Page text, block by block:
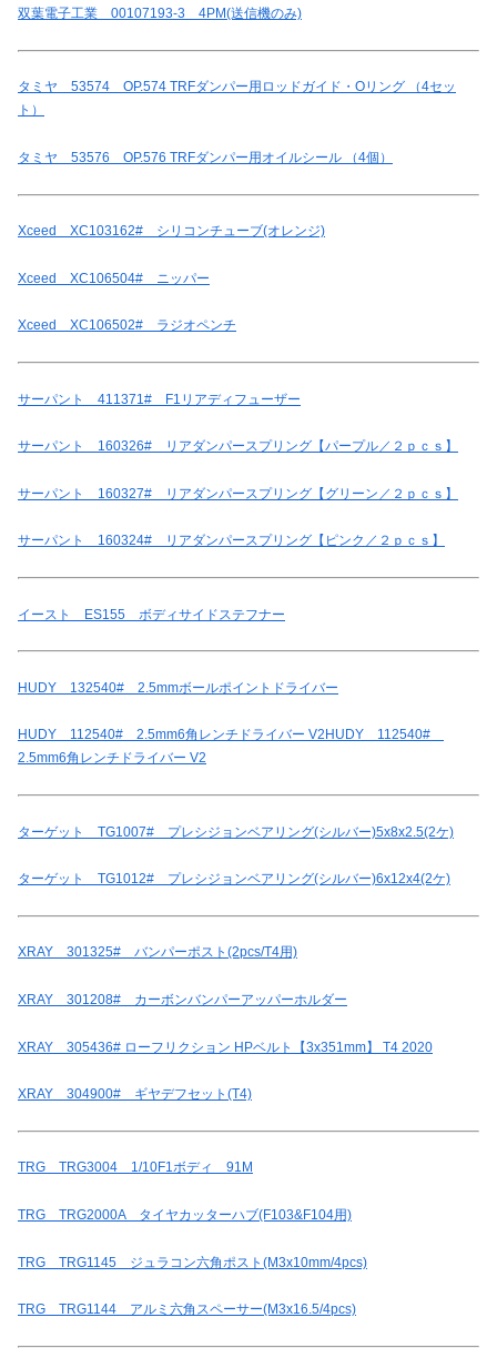
双葉電子工業 00107193-3 4PM(送信機のみ)
タミヤ 53574 OP.574 TRFダンパー用ロッドガイド・Oリング （4セッ
ト）
タミヤ 53576 OP.576 TRFダンパー用オイルシール （4個）
Xceed XC103162# シリコンチューブ(オレンジ)
Xceed XC106504# ニッパー
Xceed XC106502# ラジオペンチ
サーパント 411371# F1リアディフューザー
サーパント 160326# リアダンパースプリング【パープル／２ｐｃｓ】
サーパント 160327# リアダンパースプリング【グリーン／２ｐｃｓ】
サーパント 160324# リアダンパースプリング【ピンク／２ｐｃｓ】
イースト ES155 ボディサイドステフナー
HUDY 132540# 2.5mmボールポイントドライバー
HUDY 112540# 2.5mm6角レンチドライバー V2HUDY 112540#
2.5mm6角レンチドライバー V2
ターゲット TG1007# プレシジョンベアリング(シルバー)5x8x2.5(2ケ)
ターゲット TG1012# プレシジョンベアリング(シルバー)6x12x4(2ケ)
XRAY 301325# バンパーポスト(2pcs/T4用)
XRAY 301208# カーボンバンパーアッパーホルダー
XRAY 305436# ローフリクション HPベルト【3x351mm】 T4 2020
XRAY 304900# ギヤデフセット(T4)
TRG TRG3004 1/10F1ボディ 91M
TRG TRG2000A タイヤカッターハブ(F103&F104用)
TRG TRG1145 ジュラコン六角ポスト(M3x10mm/4pcs)
TRG TRG1144 アルミ六角スペーサー(M3x16.5/4pcs)